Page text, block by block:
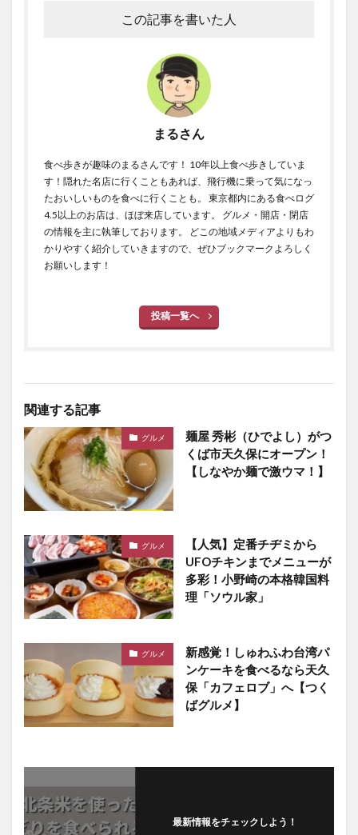
この記事を書いた人
まるさん
食べ歩きが趣味のまるさんです！ 10年以上食べ歩きしていま
す！隠れた名店に行くこともあれば、飛行機に乗って気になっ
たおいしいものを食べに行くことも。 東京都内にある食べログ
4.5以上のお店は、ほぼ来店しています。 グルメ・開店・閉店
の情報を主に執筆しております。 どこの地域メディアよりもわ
かりやすく紹介していきますので、ぜひブックマークよろしく
お願いします！
投稿一覧へ
関連する記事
グルメ
麺屋 秀彬（ひでよし）がつ
くば市天久保にオープン！
【しなやか麺で激ウマ！】
グルメ
【人気】定番チヂミから
UFOチキンまでメニューが
多彩！小野崎の本格韓国料
理「ソウル家」
グルメ
新感覚！しゅわふわ台湾パ
ンケーキを食べるなら天久
保「カフェロブ」へ【つく
ばグルメ】
最新情報をチェックしよう！